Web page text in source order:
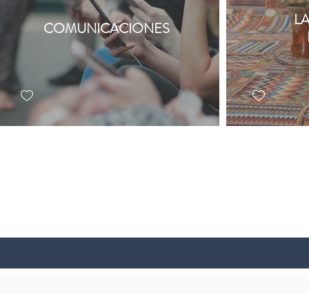
COMUNICACIONES